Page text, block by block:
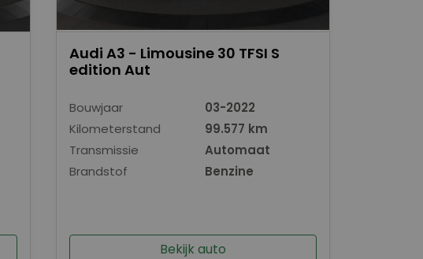
Audi A3 - Limousine 30 TFSI S
edition Aut
Bouwjaar
03-2022
Kilometerstand
99.577 km
Transmissie
Automaat
Brandstof
Benzine
Bekijk auto